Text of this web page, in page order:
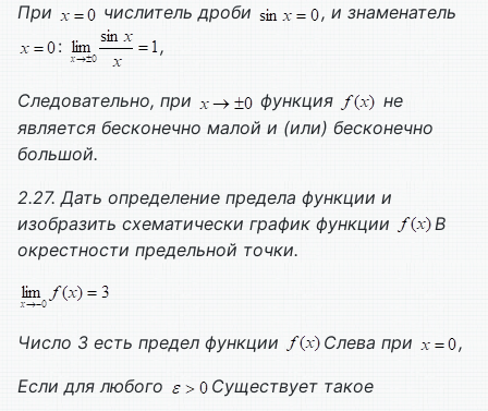
При
числитель дроби
, и знаменатель
:
,
Следовательно, при функция
не
является бесконечно малой и (или) бесконечно
большой.
2.27. Дать определение предела функции и
изобразить схематически график функции
В
окрестности предельной точки.
Число 3 есть предел функции Слева при ,
Если для любого
Существует такое